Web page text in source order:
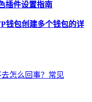
插件设置指南
钱包创建多个钱包的详